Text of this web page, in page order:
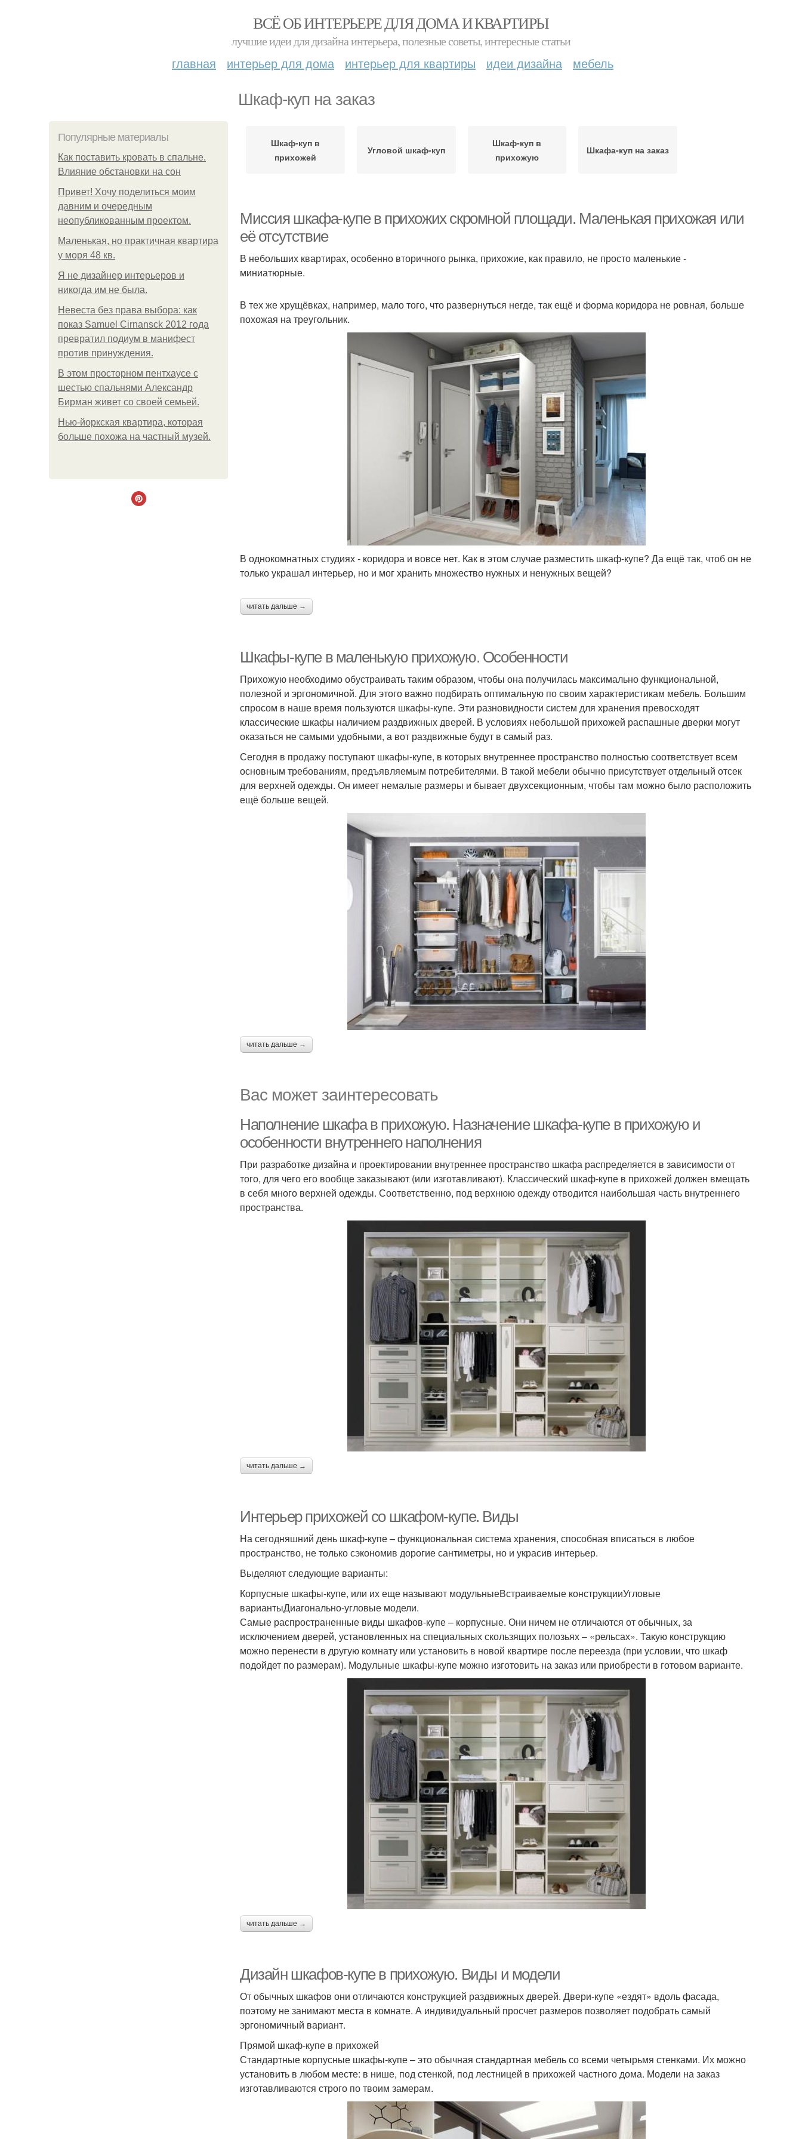
ВСЁ ОБ ИНТЕРЬЕРЕ ДЛЯ ДОМА И КВАРТИРЫ
лучшие идеи для дизайна интерьера, полезные советы, интересные статьи
главная интерьер для дома интерьер для квартиры идеи дизайна мебель
Шкаф-куп на заказ
Популярные материалы
Как поставить кровать в спальне.
Влияние обстановки на сон
Привет! Хочу поделиться моим
давним и очередным
неопубликованным проектом.
Маленькая, но практичная квартира
у моря 48 кв.
Я не дизайнер интерьеров и
никогда им не была.
Невеста без права выбора: как
показ Samuel Cirnansck 2012 года
превратил подиум в манифест
против принуждения.
В этом просторном пентхаусе с
шестью спальнями Александр
Бирман живет со своей семьей.
Нью-йоркская квартира, которая
больше похожа на частный музей.
Шкаф-куп в
прихожей
Угловой шкаф-куп
Шкаф-куп в
прихожую
Шкафа-куп на заказ
Миссия шкафа-купе в прихожих скромной площади. Маленькая прихожая или
её отсутствие
В небольших квартирах, особенно вторичного рынка, прихожие, как правило, не просто маленькие -
миниатюрные.
В тех же хрущёвках, например, мало того, что развернуться негде, так ещё и форма коридора не ровная, больше
похожая на треугольник.
В однокомнатных студиях - коридора и вовсе нет. Как в этом случае разместить шкаф-купе? Да ещё так, чтоб он не
только украшал интерьер, но и мог хранить множество нужных и ненужных вещей?
читать дальше →
Шкафы-купе в маленькую прихожую. Особенности
Прихожую необходимо обустраивать таким образом, чтобы она получилась максимально функциональной,
полезной и эргономичной. Для этого важно подбирать оптимальную по своим характеристикам мебель. Большим
спросом в наше время пользуются шкафы-купе. Эти разновидности систем для хранения превосходят
классические шкафы наличием раздвижных дверей. В условиях небольшой прихожей распашные дверки могут
оказаться не самыми удобными, а вот раздвижные будут в самый раз.
Сегодня в продажу поступают шкафы-купе, в которых внутреннее пространство полностью соответствует всем
основным требованиям, предъявляемым потребителями. В такой мебели обычно присутствует отдельный отсек
для верхней одежды. Он имеет немалые размеры и бывает двухсекционным, чтобы там можно было расположить
ещё больше вещей.
читать дальше →
Вас может заинтересовать
Наполнение шкафа в прихожую. Назначение шкафа-купе в прихожую и
особенности внутреннего наполнения
При разработке дизайна и проектировании внутреннее пространство шкафа распределяется в зависимости от
того, для чего его вообще заказывают (или изготавливают). Классический шкаф-купе в прихожей должен вмещать
в себя много верхней одежды. Соответственно, под верхнюю одежду отводится наибольшая часть внутреннего
пространства.
читать дальше →
Интерьер прихожей со шкафом-купе. Виды
На сегодняшний день шкаф-купе – функциональная система хранения, способная вписаться в любое
пространство, не только сэкономив дорогие сантиметры, но и украсив интерьер.
Выделяют следующие варианты:
Корпусные шкафы-купе, или их еще называют модульныеВстраиваемые конструкцииУгловые
вариантыДиагонально-угловые модели.
Самые распространенные виды шкафов-купе – корпусные. Они ничем не отличаются от обычных, за
исключением дверей, установленных на специальных скользящих полозьях – «рельсах». Такую конструкцию
можно перенести в другую комнату или установить в новой квартире после переезда (при условии, что шкаф
подойдет по размерам). Модульные шкафы-купе можно изготовить на заказ или приобрести в готовом варианте.
читать дальше →
Дизайн шкафов-купе в прихожую. Виды и модели
От обычных шкафов они отличаются конструкцией раздвижных дверей. Двери-купе «ездят» вдоль фасада,
поэтому не занимают места в комнате. А индивидуальный просчет размеров позволяет подобрать самый
эргономичный вариант.
Прямой шкаф-купе в прихожей
Стандартные корпусные шкафы-купе – это обычная стандартная мебель со всеми четырьмя стенками. Их можно
установить в любом месте: в нише, под стенкой, под лестницей в прихожей частного дома. Модели на заказ
изготавливаются строго по твоим замерам.